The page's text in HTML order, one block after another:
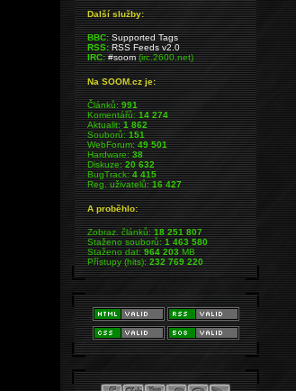
Další služby:
BBC: Supported Tags
RSS: RSS Feeds v2.0
IRC: #soom(irc.2600.net)
Na SOOM.cz je:
Článků:991
Komentářů:14 274
Aktualit:1 862
Souborů:151
WebForum:49 501
Hardware:38
Diskuze:20 632
BugTrack:4 415
Reg. uživatelů:16 427
A proběhlo:
Zobraz. článků:18 251 807
Staženo souborů:1 463 580
Staženo dat:964 203MB
Přístupy (hits):232 769 220